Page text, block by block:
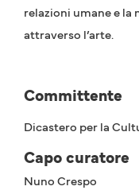
relazioni umane e
attraverso l’arte.
Committente
Dicastero per la
Capo curatore
Nuno Crespo